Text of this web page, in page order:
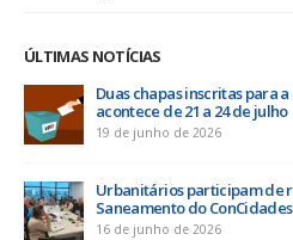
ÚLTIMAS NOTÍCIAS
Duas chapas inscritas para
acontece de 21 a 24 de julho
19 de junho de 2026
Urbanitários participam de
Saneamento do ConCidades
16 de junho de 2026